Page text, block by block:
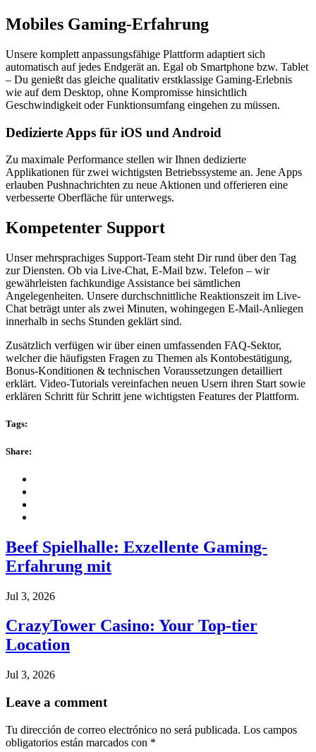
Mobiles Gaming-Erfahrung
Unsere komplett anpassungsfähige Plattform adaptiert sich
automatisch auf jedes Endgerät an. Egal ob Smartphone bzw. Tablet
– Du genießt das gleiche qualitativ erstklassige Gaming-Erlebnis
wie auf dem Desktop, ohne Kompromisse hinsichtlich
Geschwindigkeit oder Funktionsumfang eingehen zu müssen.
Dedizierte Apps für iOS und Android
Zu maximale Performance stellen wir Ihnen dedizierte
Applikationen für zwei wichtigsten Betriebssysteme an. Jene Apps
erlauben Pushnachrichten zu neue Aktionen und offerieren eine
verbesserte Oberfläche für unterwegs.
Kompetenter Support
Unser mehrsprachiges Support-Team steht Dir rund über den Tag
zur Diensten. Ob via Live-Chat, E-Mail bzw. Telefon – wir
gewährleisten fachkundige Assistance bei sämtlichen
Angelegenheiten. Unsere durchschnittliche Reaktionszeit im Live-
Chat beträgt unter als zwei Minuten, wohingegen E-Mail-Anliegen
innerhalb in sechs Stunden geklärt sind.
Zusätzlich verfügen wir über einen umfassenden FAQ-Sektor,
welcher die häufigsten Fragen zu Themen als Kontobestätigung,
Bonus-Konditionen & technischen Voraussetzungen detailliert
erklärt. Video-Tutorials vereinfachen neuen Usern ihren Start sowie
erklären Schritt für Schritt jene wichtigsten Features der Plattform.
Tags:
Share:
Beef Spielhalle: Exzellente Gaming-
Erfahrung mit
Jul 3, 2026
CrazyTower Casino: Your Top-tier
Location
Jul 3, 2026
Leave a comment
Tu dirección de correo electrónico no será publicada. Los campos
obligatorios están marcados con *